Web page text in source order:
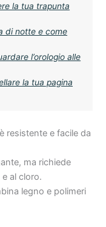
la tua trapunta
di notte e come
l’orologio alle
la tua pagina
resistente e facile da
ma richiede
al cloro.
legno e polimeri